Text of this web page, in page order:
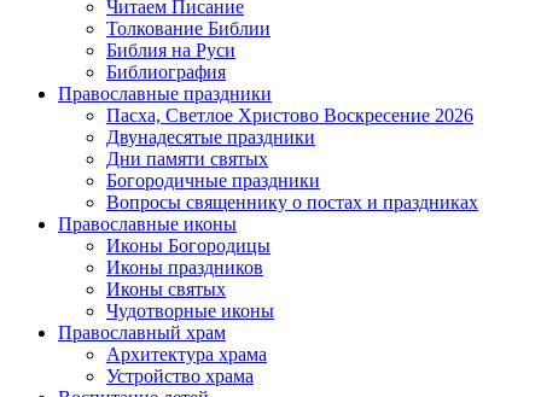
Читаем Писание
Толкование Библии
Библия на Руси
Библиография
Православные праздники
Пасха, Светлое Христово Воскресение 2026
Двунадесятые праздники
Дни памяти святых
Богородичные праздники
Вопросы священнику о постах и праздниках
Православные иконы
Иконы Богородицы
Иконы праздников
Иконы святых
Чудотворные иконы
Православный храм
Архитектура храма
Устройство храма